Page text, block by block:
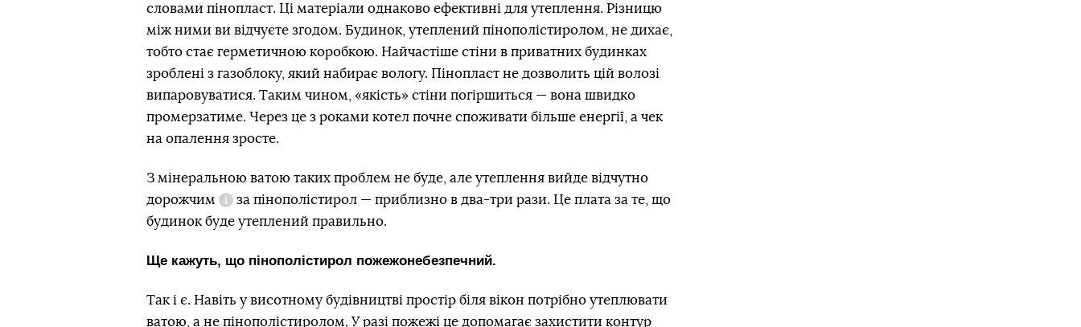
словами пінопласт. Ці матеріали однаково ефективні для утеплення. Різницю
між ними ви відчуєте згодом. Будинок, утеплений пінополістиролом, не дихає,
тобто стає герметичною коробкою. Найчастіше стіни в приватних будинках
зроблені з газоблоку, який набирає вологу. Пінопласт не дозволить цій волозі
випаровуватися. Таким чином, «якість» стіни погіршиться — вона швидко
промерзатиме. Через це з роками котел почне споживати більше енергії, а чек
на опалення зросте.
З мінеральною ватою таких проблем не буде, але утеплення вийде відчутно
дорожчим
Довідка
за пінополістирол — приблизно в два-три рази. Це плата за те, що
будинок буде утеплений правильно.
Ще кажуть, що пінополістирол пожежонебезпечний.
Так і є. Навіть у висотному будівництві простір біля вікон потрібно утеплювати
ватою, а не пінополістиролом. У разі пожежі це допомагає захистити контур